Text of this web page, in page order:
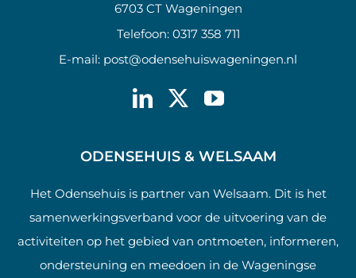
6703 CT Wageningen
Telefoon: 0317 358 711
E-mail: post@odensehuiswageningen.nl
ODENSEHUIS & WELSAAM
Het Odensehuis is partner van Welsaam. Dit is het
samenwerkingsverband voor de uitvoering van de
activiteiten op het gebied van ontmoeten, informeren,
ondersteuning en meedoen in de Wageningse